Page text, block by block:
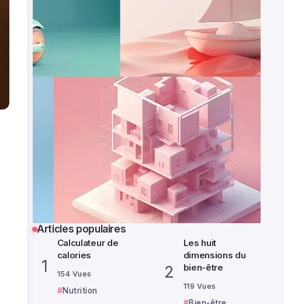
Articles populaires
Calculateur de
calories
154 Vues
Nutrition
Les huit
dimensions du
bien-être
119 Vues